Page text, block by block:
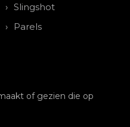
Slingshot
Parels
of gezien die op